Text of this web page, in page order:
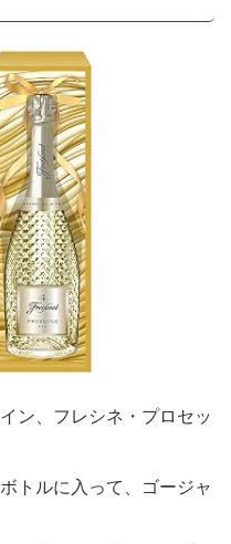
ン、フレシネ・プロセッ
トルに入って、ゴージャ